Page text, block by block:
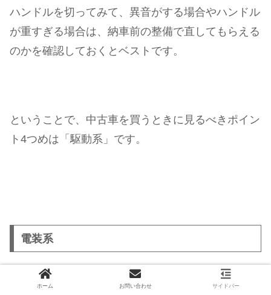
ハンドルを切ってみて、異音がする場合やハンドル
が重すぎる場合は、納車前の整備で直してもらえる
のかを確認しておくとベストです。
ということで、中古車を買うときに見るべきポイン
ト4つめは「駆動系」です。
電装系
ホーム お問い合わせ サイドバー